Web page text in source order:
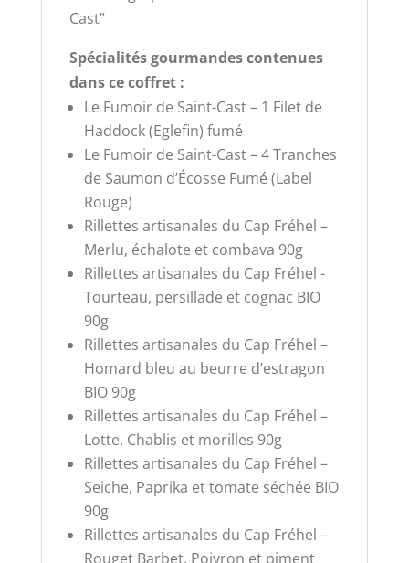
Cast”
Spécialités gourmandes contenues
dans ce coffret :
Le Fumoir de Saint-Cast – 1 Filet de
Haddock (Eglefin) fumé
Le Fumoir de Saint-Cast – 4 Tranches
de Saumon d’Écosse Fumé (Label
Rouge)
Rillettes artisanales du Cap Fréhel –
Merlu, échalote et combava 90g
Rillettes artisanales du Cap Fréhel -
Tourteau, persillade et cognac BIO
90g
Rillettes artisanales du Cap Fréhel –
Homard bleu au beurre d’estragon
BIO 90g
Rillettes artisanales du Cap Fréhel –
Lotte, Chablis et morilles 90g
Rillettes artisanales du Cap Fréhel –
Seiche, Paprika et tomate séchée BIO
90g
Rillettes artisanales du Cap Fréhel –
Rouget Barbet, Poivron et piment